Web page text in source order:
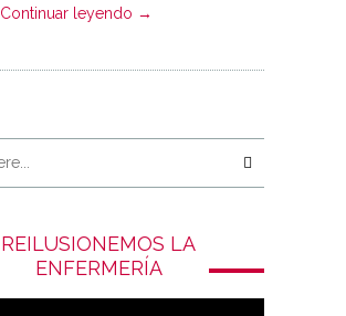
Continuar leyendo →
REILUSIONEMOS LA
ENFERMERÍA